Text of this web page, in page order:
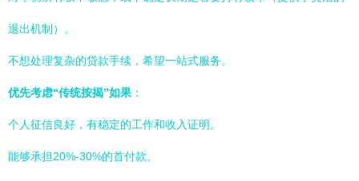
退出机制）。
不想处理复杂的贷款手续，希望一站式服务。
优先考虑“传统按揭”如果 ：
个人征信良好，有稳定的工作和收入证明。
能够承担20%-30%的首付款。